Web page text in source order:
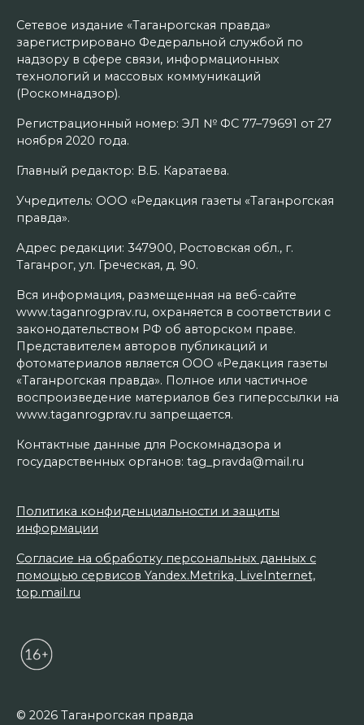
Сетевое издание «Таганрогская правда»
зарегистрировано Федеральной службой по
надзору в сфере связи, информационных
технологий и массовых коммуникаций
(Роскомнадзор).
Регистрационный номер: ЭЛ № ФС 77–79691 от 27
ноября 2020 года.
Главный редактор: В.Б. Каратаева.
Учредитель: ООО «Редакция газеты «Таганрогская
правда».
Адрес редакции: 347900, Ростовская обл., г.
Таганрог, ул. Греческая, д. 90.
Вся информация, размещенная на веб-сайте
www.taganrogprav.ru, охраняется в соответствии с
законодательством РФ об авторском праве.
Представителем авторов публикаций и
фотоматериалов является ООО «Редакция газеты
«Таганрогская правда». Полное или частичное
воспроизведение материалов без гиперссылки на
www.taganrogprav.ru запрещается.
Контактные данные для Роскомнадзора и
государственных органов: tag_pravda@mail.ru
Политика конфиденциальности и защиты
информации
Согласие на обработку персональных данных с
помощью сервисов Yandex.Metrika, LiveInternet,
top.mail.ru
© 2026 Таганрогская правда